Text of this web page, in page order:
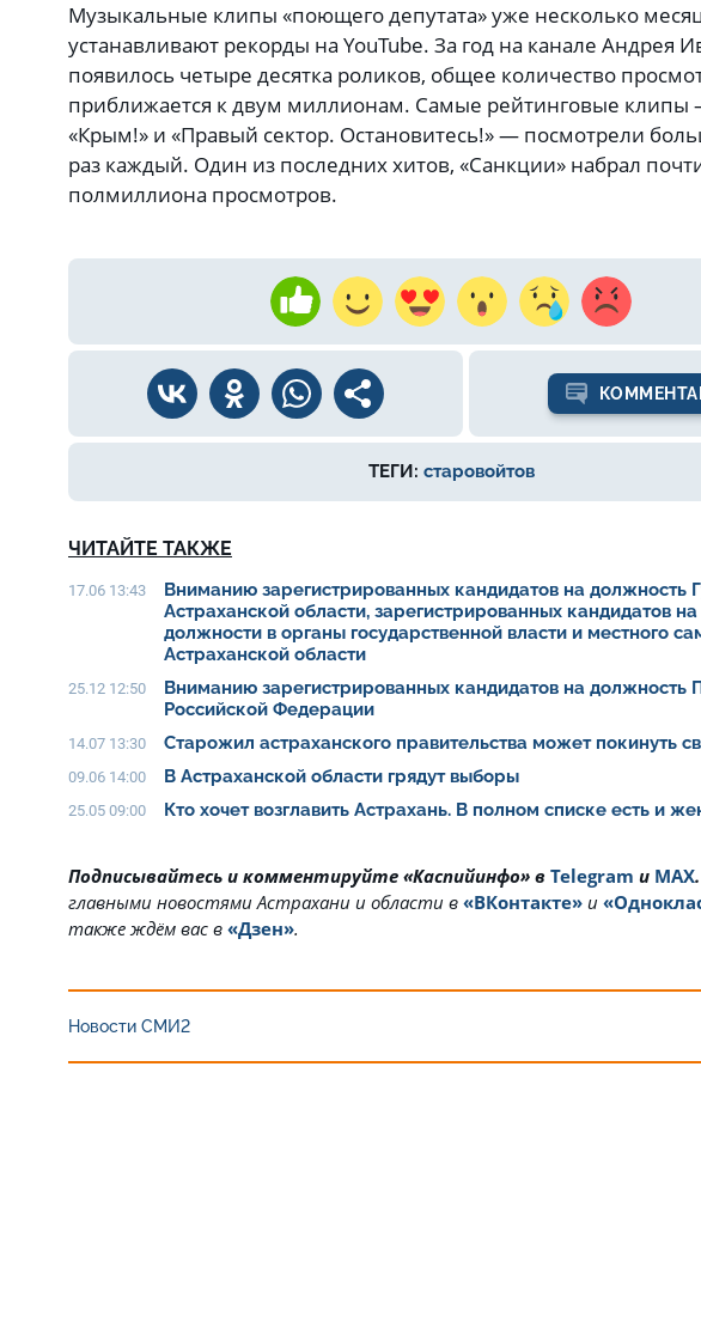
Музыкальные клипы «поющего депутата» уже несколько
устанавливают рекорды на YouTube. За год на канале Андрея
появилось четыре десятка роликов, общее количество
приближается к двум миллионам. Самые рейтинговые клипы
«Крым!» и «Правый сектор. Остановитесь!» — посмотрели
раз каждый. Один из последних хитов, «Санкции» набрал
полмиллиона просмотров.
ТЕГИ: старовойтов
ЧИТАЙТЕ ТАКЖЕ
17.06 13:43
Вниманию зарегистрированных кандидатов на должность
Астраханской области, зарегистрированных кандидатов
должности в органы государственной власти и местного
Астраханской области
25.12 12:50
Вниманию зарегистрированных кандидатов на должность
Российской Федерации
14.07 13:30 Старожил астраханского правительства может покинуть
09.06 14:00 В Астраханской области грядут выборы
25.05 09:00 Кто хочет возглавить Астрахань. В полном списке есть и
Подписывайтесь и комментируйте «Каспийинфо» в Telegram и MAX.
главными новостями Астрахани и области в «ВКонтакте» и
также ждём вас в «Дзен».
Новости СМИ2